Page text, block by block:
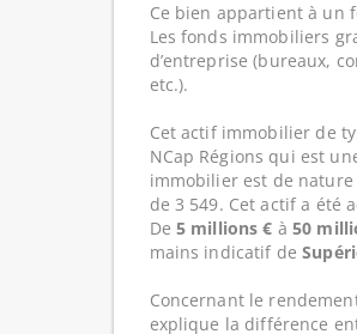
Ce bien appartient à un
Les fonds immobiliers
d’entreprise (bureaux,
etc.).
Cet actif immobilier de
NCap Régions qui est
immobilier est de
de 3 549. Cet actif a été
De 5 millions € à50
mains indicatif de
Concernant le
explique la différence